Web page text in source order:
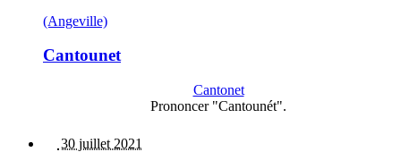
(Angeville)
Cantounet
Cantonet
Prononcer "Cantounét".
30 juillet 2021